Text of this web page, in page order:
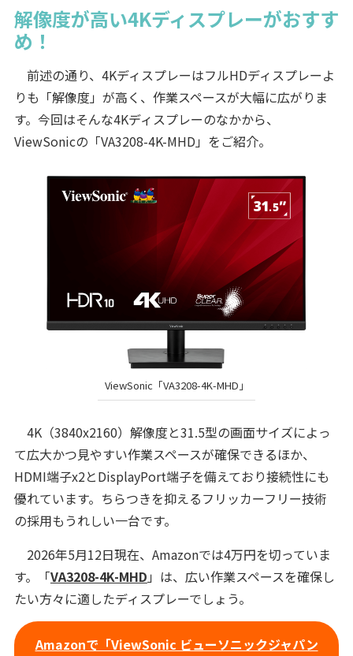
解像度が高い4Kディスプレーがおすす
め！
前述の通り、4KディスプレーはフルHDディスプレーよ
りも「解像度」が高く、作業スペースが大幅に広がりま
す。今回はそんな4Kディスプレーのなかから、
ViewSonicの「VA3208-4K-MHD」をご紹介。
ViewSonic「VA3208-4K-MHD」
4K（3840x2160）解像度と31.5型の画面サイズによっ
て広大かつ見やすい作業スペースが確保できるほか、
HDMI端子x2とDisplayPort端子を備えており接続性にも
優れています。ちらつきを抑えるフリッカーフリー技術
の採用もうれしい一台です。
2026年5月12日現在、Amazonでは4万円を切っていま
す。「VA3208-4K-MHD 」は、広い作業スペースを確保し
たい方々に適したディスプレーでしょう。
Amazonで「ViewSonic ビューソニックジャパン